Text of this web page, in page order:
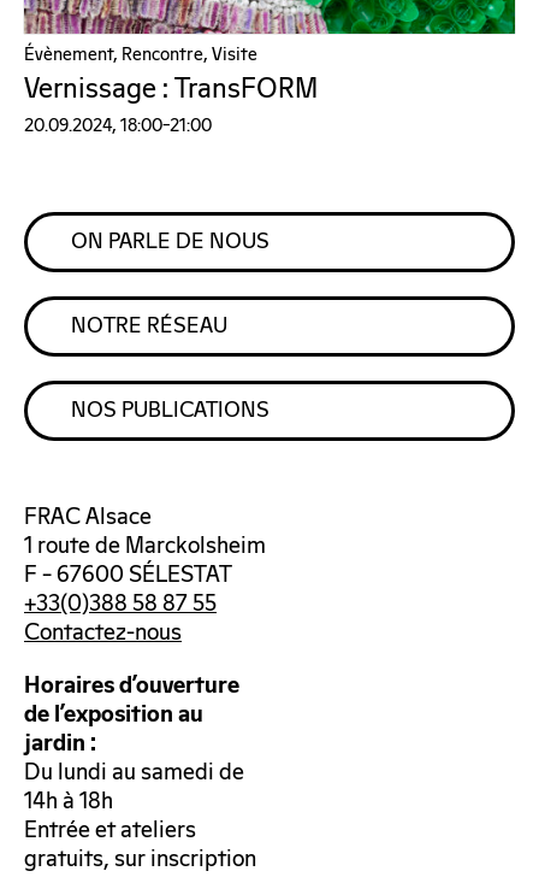
Évènement, Rencontre, Visite
Vernissage : TransFORM
20.09.2024, 18:00–21:00
ON PARLE DE NOUS
NOTRE RÉSEAU
NOS PUBLICATIONS
FRAC Alsace
1 route de Marckolsheim
F – 67600 SÉLESTAT
+33(0)388 58 87 55
Contactez-nous
Horaires d’ouverture
de l’exposition au
jardin :
Du lundi au samedi de
14h à 18h
Entrée et ateliers
gratuits, sur inscription